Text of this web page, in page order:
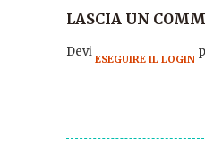
LASCIA UN
Devi ESEGUIRE IL LOGIN